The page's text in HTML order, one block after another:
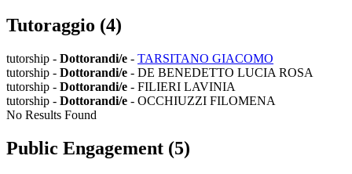
Tutoraggio (4)
tutorship - Dottorandi/e - TARSITANO GIACOMO
tutorship - Dottorandi/e - DE BENEDETTO LUCIA ROSA
tutorship - Dottorandi/e - FILIERI LAVINIA
tutorship - Dottorandi/e - OCCHIUZZI FILOMENA
No Results Found
Public Engagement (5)